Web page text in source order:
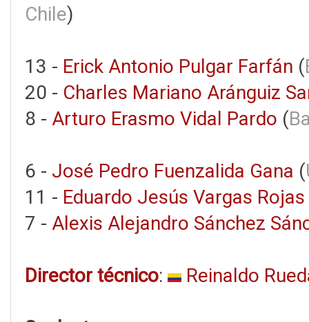
Chile)
13 - Erick Antonio Pulgar Farfán (
20 - Charles Mariano Aránguiz
8 - Arturo Erasmo Vidal Pardo (
6 - José Pedro Fuenzalida Gana (
11 - Eduardo Jesús Vargas Rojas
7 - Alexis Alejandro Sánchez
Director técnico: Reinaldo